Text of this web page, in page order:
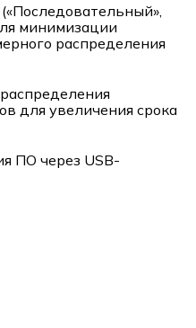
минимизации
распределения
для увеличения срока
ПО через USB-